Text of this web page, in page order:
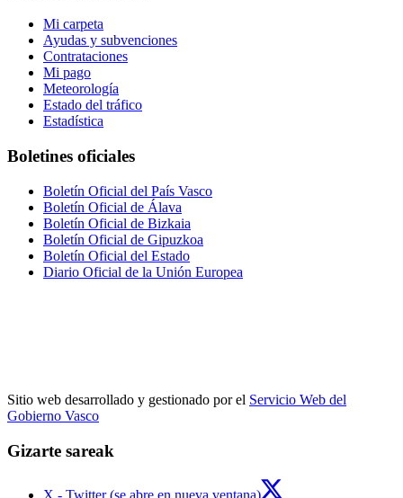
Mi carpeta
Ayudas y subvenciones
Contrataciones
Mi pago
Meteorología
Estado del tráfico
Estadística
Boletines oficiales
Boletín Oficial del País Vasco
Boletín Oficial de Álava
Boletín Oficial de Bizkaia
Boletín Oficial de Gipuzkoa
Boletín Oficial del Estado
Diario Oficial de la Unión Europea
Sitio web desarrollado y gestionado por el Servicio Web del
Gobierno Vasco
Gizarte sareak
X - Twitter (se abre en nueva ventana)